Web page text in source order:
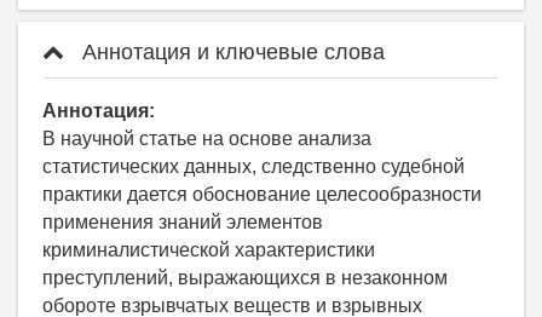
Аннотация и ключевые слова
Аннотация:
В научной статье на основе анализа
статистических данных, следственно судебной
практики дается обоснование целесообразности
применения знаний элементов
криминалистической характеристики
преступлений, выражающихся в незаконном
обороте взрывчатых веществ и взрывных